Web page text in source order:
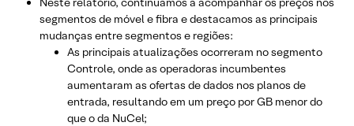
segmentos de móvel e fibra e destacamos as principais
mudanças entre segmentos e regiões:
As principais atualizações ocorreram no segmento
Controle, onde as operadoras incumbentes
aumentaram as ofertas de dados nos planos de
entrada, resultando em um preço por GB menor do
que o da NuCel;